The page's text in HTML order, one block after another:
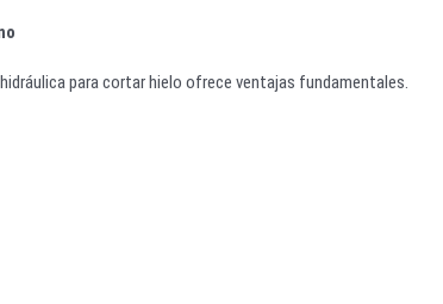
para cortar hielo ofrece ventajas fundamentales.